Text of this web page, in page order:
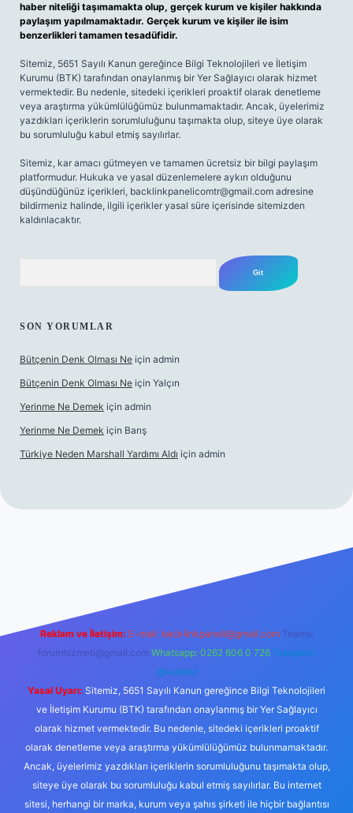
haber niteliği taşımamakta olup, gerçek kurum ve kişiler hakkında
paylaşım yapılmamaktadır. Gerçek kurum ve kişiler ile isim
benzerlikleri tamamen tesadüfidir.
Sitemiz, 5651 Sayılı Kanun gereğince Bilgi Teknolojileri ve İletişim
Kurumu (BTK) tarafından onaylanmış bir Yer Sağlayıcı olarak hizmet
vermektedir. Bu nedenle, sitedeki içerikleri proaktif olarak denetleme
veya araştırma yükümlülüğümüz bulunmamaktadır. Ancak, üyelerimiz
yazdıkları içeriklerin sorumluluğunu taşımakta olup, siteye üye olarak
bu sorumluluğu kabul etmiş sayılırlar.
Sitemiz, kar amacı gütmeyen ve tamamen ücretsiz bir bilgi paylaşım
platformudur. Hukuka ve yasal düzenlemelere aykırı olduğunu
düşündüğünüz içerikleri, backlinkpanelicomtr@gmail.com adresine
bildirmeniz halinde, ilgili içerikler yasal süre içerisinde sitemizden
kaldırılacaktır.
SON YORUMLAR
Bütçenin Denk Olması Ne için admin
Bütçenin Denk Olması Ne için Yalçın
Yerinme Ne Demek için admin
Yerinme Ne Demek için Barış
Türkiye Neden Marshall Yardımı Aldı için admin
Reklam ve İletişim: E-mail: backlinkpaneli@gmail.com Teams:
forumhizmeti@gmail.com Whatsapp: 0262 606 0 726 Telegram:
@karabul
Yasal Uyarı: Sitemiz, 5651 Sayılı Kanun gereğince Bilgi Teknolojileri
ve İletişim Kurumu (BTK) tarafından onaylanmış bir Yer Sağlayıcı
olarak hizmet vermektedir. Bu nedenle, sitedeki içerikleri proaktif
olarak denetleme veya araştırma yükümlülüğümüz bulunmamaktadır.
Ancak, üyelerimiz yazdıkları içeriklerin sorumluluğunu taşımakta olup,
siteye üye olarak bu sorumluluğu kabul etmiş sayılırlar. Bu internet
sitesi, herhangi bir marka, kurum veya şahıs şirketi ile hiçbir bağlantısı